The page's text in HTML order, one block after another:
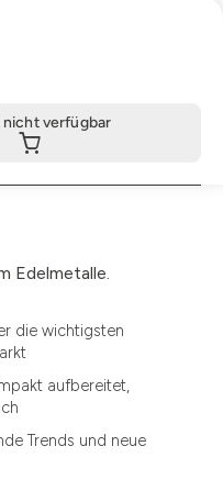
nicht verfügbar
Edelmetalle.
die wichtigsten
aufbereitet,
Trends und neue